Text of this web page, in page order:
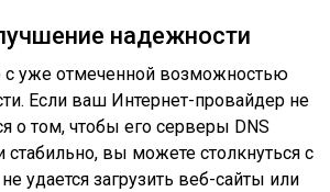
надежности
с уже отмеченной возможностью
Если ваш Интернет-провайдер не
о том, чтобы его серверы DNS
стабильно, вы можете столкнуться с
удается загрузить веб-сайты или